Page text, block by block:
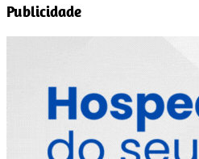
Publicidade